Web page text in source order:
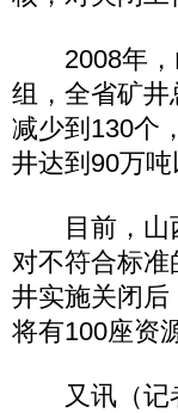
2008年，
组，全省矿井
减少到130个
井达到90万吨
目前，山西
对不符合标
井实施关闭
将有100座资
又讯（记者